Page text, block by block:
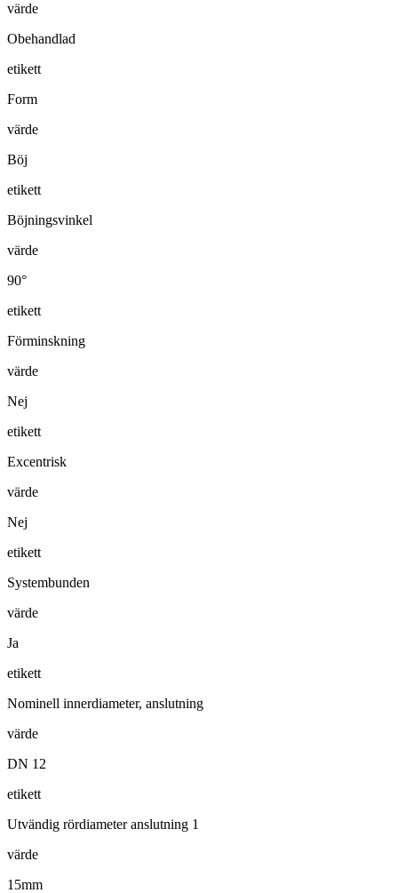
värde
Obehandlad
etikett
Form
värde
Böj
etikett
Böjningsvinkel
värde
90°
etikett
Förminskning
värde
Nej
etikett
Excentrisk
värde
Nej
etikett
Systembunden
värde
Ja
etikett
Nominell innerdiameter, anslutning
värde
DN 12
etikett
Utvändig rördiameter anslutning 1
värde
15mm